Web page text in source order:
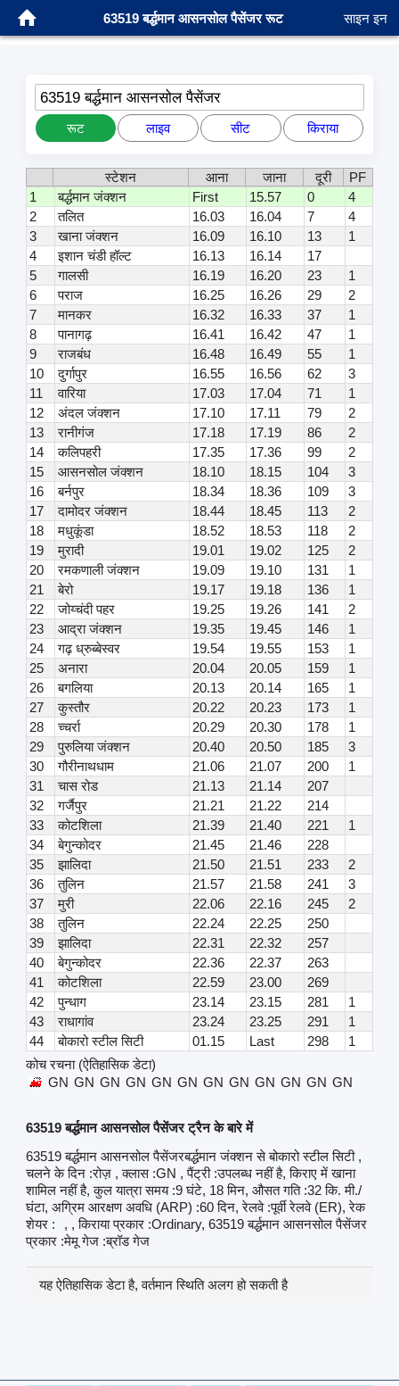
63519 बर्द्धमान आसनसोल पैसेंजर रूट साइन इन
63519 बर्द्धमान आसनसोल पैसेंजर
रूट लाइव सीट किराया
स्टेशन आना जाना दूरी
PF
1
बर्द्धमान जंक्शन First 15.57 0
4
2
तलित 16.03 16.04 7
4
3
खाना जंक्शन 16.09 16.10 13
1
4
इशान चंडी हॉल्ट 16.13 16.14
17
5
गालसी 16.19 16.20 23
1
6
पराज 16.25 16.26 29
2
7
मानकर 16.32 16.33 37
1
8
पानागढ़ 16.41 16.42 47
1
9
राजबंध 16.48 16.49 55
1
10
दुर्गापुर 16.55 16.56 62
3
11
वारिया 17.03 17.04 71
1
12
अंदल जंक्शन 17.10 17.11 79
2
13
रानीगंज 17.18 17.19 86
2
14
कलिपहरी 17.35 17.36 99
2
15
आसनसोल जंक्शन 18.10 18.15 104
3
16
बर्नपुर 18.34 18.36 109
3
17
दामोदर जंक्शन 18.44 18.45 113
2
18
मधुकूंडा 18.52 18.53 118
2
19
मुरादी 19.01 19.02 125
2
20
रमकणाली जंक्शन 19.09 19.10 131
1
21
बेरो 19.17 19.18 136
1
22
जोय्चंदी पहर 19.25 19.26 141
2
23
आद्रा जंक्शन 19.35 19.45 146
1
24
गढ़ ध्रुब्बेस्वर 19.54 19.55 153
1
25
अनारा 20.04 20.05 159
1
26
बगलिया 20.13 20.14 165
1
27
कुस्तौर 20.22 20.23 173
1
28
च्चर्रा 20.29 20.30 178
1
29
पुरुलिया जंक्शन 20.40 20.50 185
3
30
गौरीनाथधाम 21.06 21.07 200
1
31
चास रोड 21.13 21.14
207
32
गर्जैपुर 21.21 21.22
214
33
कोटशिला 21.39 21.40 221
1
34
बेगुन्कोदर 21.45 21.46
228
35
झालिदा 21.50 21.51 233
2
36
तुलिन 21.57 21.58 241
3
37
मुरी 22.06 22.16 245
2
38
तुलिन 22.24 22.25
250
39
झालिदा 22.31 22.32
257
40
बेगुन्कोदर 22.36 22.37
263
41
कोटशिला 22.59 23.00
269
42
पुन्धाग 23.14 23.15 281
1
43
राधागांव 23.24 23.25 291
1
44
बोकारो स्टील सिटी 01.15 Last 298
1
कोच रचना (ऐतिहासिक डेटा)
GN GN GN GN GN GN GN GN GN GN GN GN
63519 बर्द्धमान आसनसोल पैसेंजर ट्रैन के बारे में
63519 बर्द्धमान आसनसोल पैसेंजरबर्द्धमान जंक्शन से बोकारो स्टील सिटी ,
चलने के दिन :रोज़ , क्लास :GN , पैंट्री :उपलब्ध नहीं है, किराए में खाना
शामिल नहीं है, कुल यात्रा समय :9 घंटे, 18 मिन, औसत गति :32 कि. मी./
घंटा, अग्रिम आरक्षण अवधि (ARP) :60 दिन, रेलवे :पूर्वी रेलवे (ER), रेक
शेयर :
, , किराया प्रकार :Ordinary, 63519 बर्द्धमान आसनसोल पैसेंजर
प्रकार :मेमू गेज :ब्रॉड गेज
यह ऐतिहासिक डेटा है, वर्तमान स्थिति अलग हो सकती है